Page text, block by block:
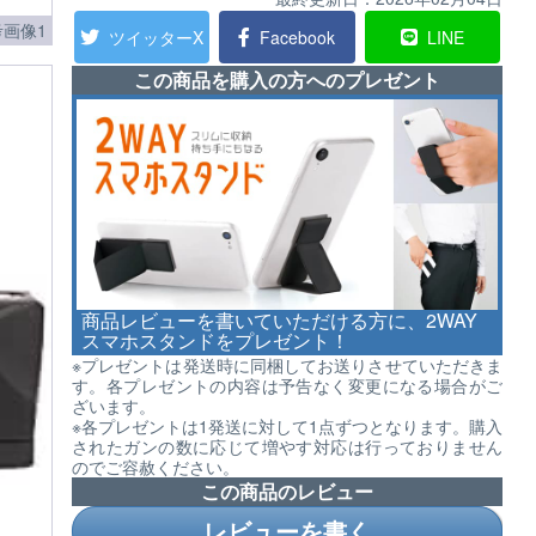
ツイッターX
Facebook LINE
この商品を購入の方へのプレゼント
商品レビューを書いていただける方に、2WAY
スマホスタンドをプレゼント！
※プレゼントは発送時に同梱してお送りさせていただきま
す。各プレゼントの内容は予告なく変更になる場合がご
ざいます。
※各プレゼントは1発送に対して1点ずつとなります。購入
されたガンの数に応じて増やす対応は行っておりません
のでご容赦ください。
この商品のレビュー
像1